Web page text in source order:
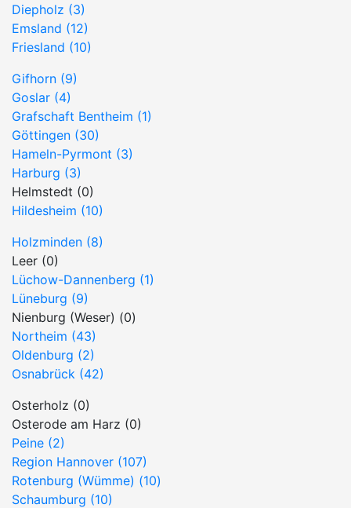
Diepholz (3)
Emsland (12)
Friesland (10)
Gifhorn (9)
Goslar (4)
Grafschaft Bentheim (1)
Göttingen (30)
Hameln-Pyrmont (3)
Harburg (3)
Helmstedt (0)
Hildesheim (10)
Holzminden (8)
Leer (0)
Lüchow-Dannenberg (1)
Lüneburg (9)
Nienburg (Weser) (0)
Northeim (43)
Oldenburg (2)
Osnabrück (42)
Osterholz (0)
Osterode am Harz (0)
Peine (2)
Region Hannover (107)
Rotenburg (Wümme) (10)
Schaumburg (10)